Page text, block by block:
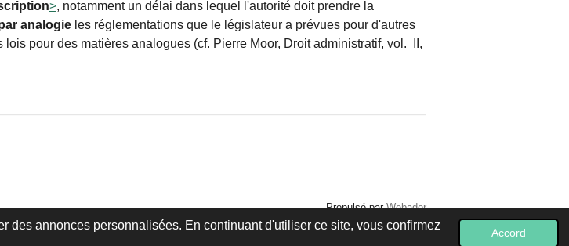
des annonces personnalisées. En continuant d'utiliser ce site, vous confirmez
Accord
>, notamment un délai dans lequel l'autorité doit prendre la
analogie les réglementations que le législateur a prévues pour d'autres
pour des matières analogues (cf. Pierre Moor, Droit administratif, vol. II,
Propulsé parWebador